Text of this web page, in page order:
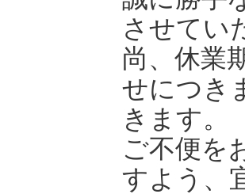
させてい
尚、休業
せにつき
きます。
ご不便を
すよう、